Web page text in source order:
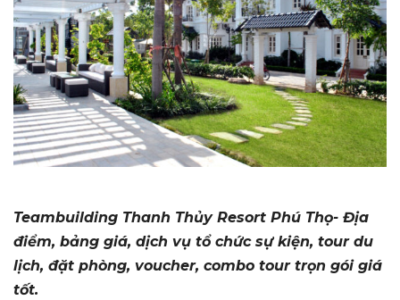
Teambuilding Thanh Thủy Resort Phú Thọ- Địa
điểm, bảng giá, dịch vụ tổ chức sự kiện, tour du
lịch, đặt phòng, voucher, combo tour trọn gói giá
tốt.